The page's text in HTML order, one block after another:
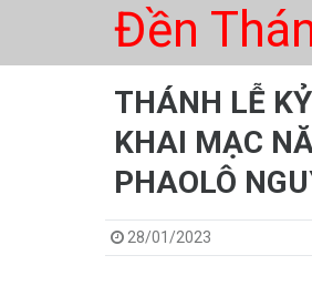
Đền
THÁNH LỄ
KHAI MẠC
PHAOLÔ
28/01/2023